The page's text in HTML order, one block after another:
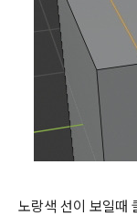
노랑색 선이 보일때